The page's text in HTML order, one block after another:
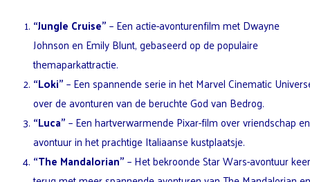
“Jungle Cruise”– Een actie-avonturenfilm met Dwayne
Johnson en Emily Blunt, gebaseerd op de populaire
themaparkattractie.
“Loki”– Een spannende serie in het Marvel Cinematic
over de avonturen van de beruchte God van Bedrog.
“Luca”– Een hartverwarmende Pixar-film over vriendschap en
avontuur in het prachtige Italiaanse kustplaatsje.
“The Mandalorian”– Het bekroonde Star Wars-avontuur